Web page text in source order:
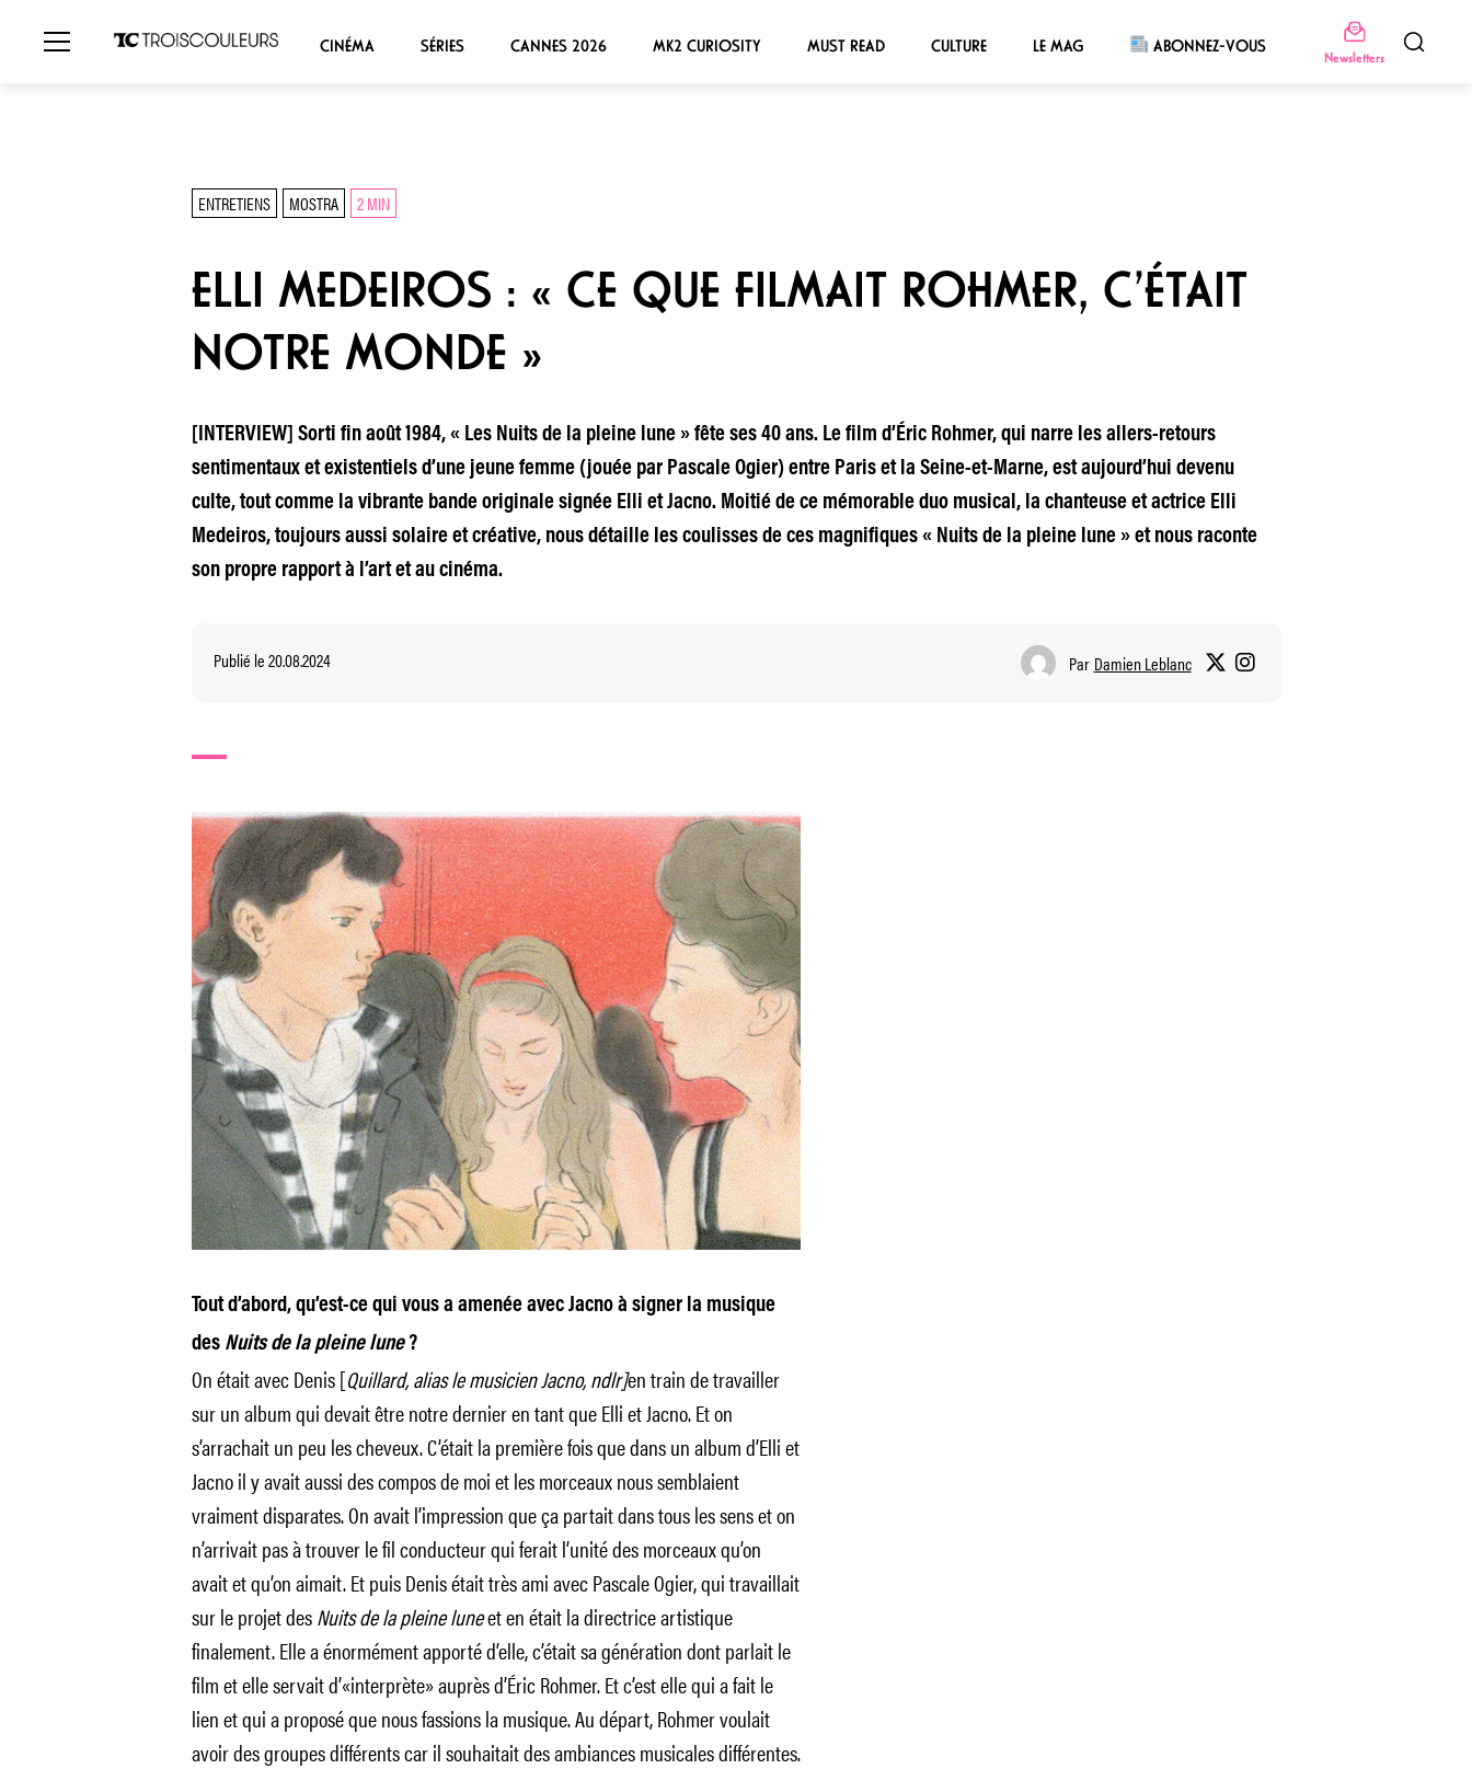
CINÉMA SÉRIES CANNES 2026 MK2 CURIOSITY MUST READ CULTURE LE MAG ABONNEZ-VOUS
Newsletters
ENTRETIENS MOSTRA 2 MIN
ELLI MEDEIROS : « CE QUE FILMAIT ROHMER, C’ÉTAIT
NOTRE MONDE »
[INTERVIEW] Sorti fin août 1984, « Les Nuits de la pleine lune » fête ses 40 ans. Le film d’Éric Rohmer, qui narre les allers-retours
sentimentaux et existentiels d’une jeune femme (jouée par Pascale Ogier) entre Paris et la Seine-et-Marne, est aujourd’hui devenu
culte, tout comme la vibrante bande originale signée Elli et Jacno. Moitié de ce mémorable duo musical, la chanteuse et actrice Elli
Medeiros, toujours aussi solaire et créative, nous détaille les coulisses de ces magnifiques « Nuits de la pleine lune » et nous raconte
son propre rapport à l’art et au cinéma.
Publié le 20.08.2024 Par Damien Leblanc
Tout d’abord, qu’est-ce qui vous a amenée avec Jacno à signer la musique
des Nuits de la pleine lune?
On était avec Denis [Quillard, alias le musicien Jacno, ndlr]en train de travailler
sur un album qui devait être notre dernier en tant que Elli et Jacno. Et on
s’arrachait un peu les cheveux. C’était la première fois que dans un album d’Elli et
Jacno il y avait aussi des compos de moi et les morceaux nous semblaient
vraiment disparates. On avait l’impression que ça partait dans tous les sens et on
n’arrivait pas à trouver le fil conducteur qui ferait l’unité des morceaux qu’on
avait et qu’on aimait. Et puis Denis était très ami avec Pascale Ogier, qui travaillait
sur le projet desNuits de la pleine luneet en était la directrice artistique
finalement. Elle a énormément apporté d’elle, c’était sa génération dont parlait le
film et elle servait d’«interprète» auprès d’Éric Rohmer. Et c’est elle qui a fait le
lien et qui a proposé que nous fassions la musique. Au départ, Rohmer voulait
avoir des groupes différents car il souhaitait des ambiances musicales différentes.